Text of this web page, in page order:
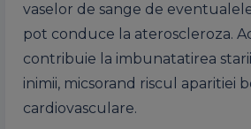
vaselor de sange de
pot conduce la ateroscleroza.
contribuie la imbunatatirea
inimii, micsorand riscul aparitiei
cardiovasculare.